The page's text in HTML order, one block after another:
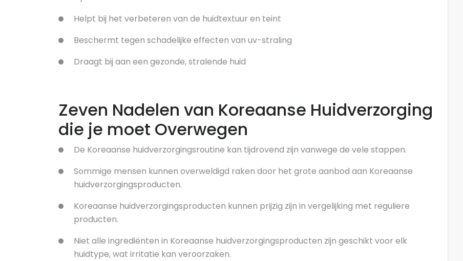
Helpt bij het verbeteren van de huidtextuur en teint
Beschermt tegen schadelijke effecten van uv-straling
Draagt bij aan een gezonde, stralende huid
Zeven Nadelen van Koreaanse Huidverzorging
die je moet Overwegen
De Koreaanse huidverzorgingsroutine kan tijdrovend zijn vanwege de vele stappen.
Sommige mensen kunnen overweldigd raken door het grote aanbod aan Koreaanse
huidverzorgingsproducten.
Koreaanse huidverzorgingsproducten kunnen prijzig zijn in vergelijking met reguliere
producten.
Niet alle ingrediënten in Koreaanse huidverzorgingsproducten zijn geschikt voor elk
huidtype, wat irritatie kan veroorzaken.